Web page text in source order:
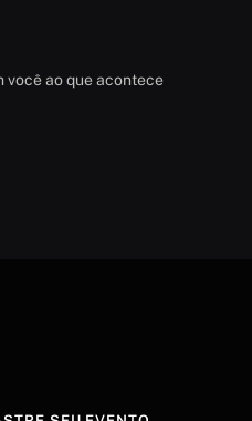
você ao que acontece